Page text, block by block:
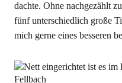
dachte. Ohne nachgezählt
fünf unterschiedlich große
mich gerne eines besseren